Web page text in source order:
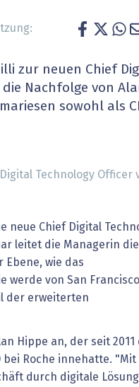
Dossiers
zur neuen Chief
Nachfolge von
sowohl als
Technology Officer
neue Chief Digital
leitet die Managerin
Ebene, wie das
werde von San
der erweiterten
Hippe an, der seit 2011
bei Roche innehatte. "Mit
durch digitale